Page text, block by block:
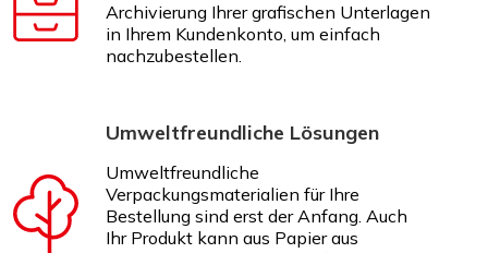
Archivierung Ihrer grafischen Unterlagen
in Ihrem Kundenkonto, um einfach
nachzubestellen.
Umweltfreundliche Lösungen
Umweltfreundliche
Verpackungsmaterialien für Ihre
Bestellung sind erst der Anfang. Auch
Ihr Produkt kann aus Papier aus